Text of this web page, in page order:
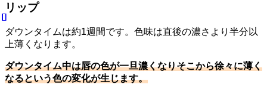
リップ
ダウンタイムは約1週間です。色味は直後の濃さより半分以
上薄くなります。
ダウンタイム中は唇の色が一旦濃くなりそこから徐々に薄く
なるという色の変化が生じます。